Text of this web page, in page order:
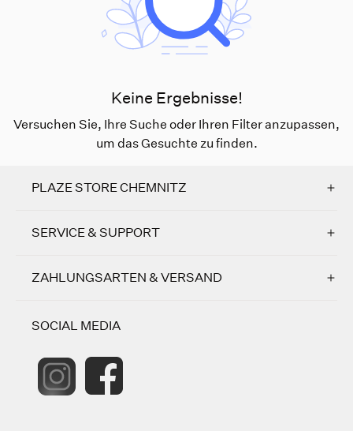
Keine Ergebnisse!
Versuchen Sie, Ihre Suche oder Ihren Filter anzupassen,
um das Gesuchte zu finden.
PLAZE STORE CHEMNITZ
SERVICE & SUPPORT
ZAHLUNGSARTEN & VERSAND
SOCIAL MEDIA